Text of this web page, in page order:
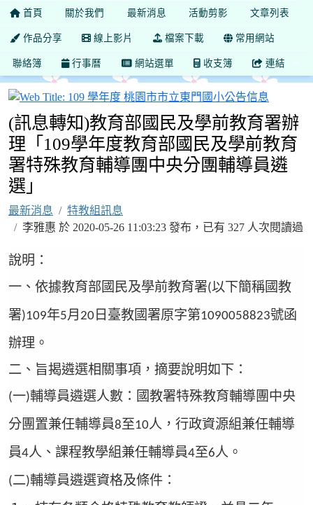
首頁 關於我們 最新消息 活動剪影 文章列表
作品分享 線上影片 檔案下載 常用網站
聯絡簿 行事曆 網站選單 收支簿 連結
(訊息轉知)教育部國民及學前教育署辦
理「109學年度教育部國民及學前教育
署特殊教育輔導團中央分團輔導員遴
選」
最新消息
特教組訊息
李雅惠 於 2020-05-26 11:03:23 發布，已有 327 人次閱讀過
說明：
一、依據教育部國民及學前教育署(以下簡稱國教
署)109年5月 20 日臺教國署原字第1090058823號函
辦理。
二、旨揭遴選相關事項，摘要說明如下：
(一)輔導員遴選人數：國教署特殊教育輔導團中央
分團置兼任輔導員8至10人，行政資源組兼任輔導
員4人、課程教學組兼任輔導員4至6人。
(二)輔導員遴選資格及條件：